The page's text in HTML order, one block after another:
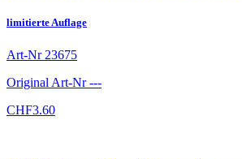
limitierte Auflage
Art-Nr 23675
Original Art-Nr---
CHF3.60